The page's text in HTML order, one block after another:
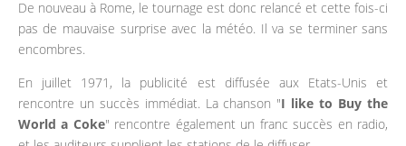
De nouveau à Rome, le tournage est donc relancé et cette fois-ci
pas de mauvaise surprise avec la météo. Il va se terminer sans
encombres.
En juillet 1971, la publicité est diffusée aux Etats-Unis et
rencontre un succès immédiat. La chanson "I like to Buy the
World a Coke" rencontre également un franc succès en radio,